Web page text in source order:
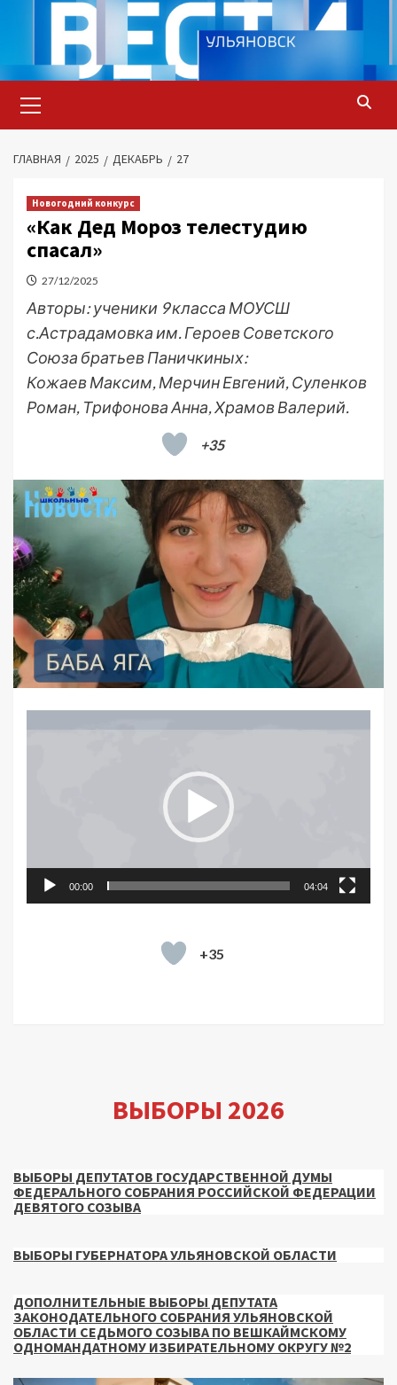
содержимому
меню
ГЛАВНАЯ 2025 ДЕКАБРЬ 27
Новогодний конкурс
«Как Дед Мороз телестудию
спасал»
27/12/2025
Авторы: ученики 9 класса МОУСШ
с.Астрадамовка им. Героев Советского
Союза братьев Паничкиных:
Кожаев Максим, Мерчин Евгений, Суленков
Роман, Трифонова Анна, Храмов Валерий.
+35
00:00 04:04
+35
ВЫБОРЫ 2026
ВЫБОРЫ ДЕПУТАТОВ ГОСУДАРСТВЕННОЙ ДУМЫ
ФЕДЕРАЛЬНОГО СОБРАНИЯ РОССИЙСКОЙ ФЕДЕРАЦИИ
ДЕВЯТОГО СОЗЫВА
ВЫБОРЫ ГУБЕРНАТОРА УЛЬЯНОВСКОЙ ОБЛАСТИ
ДОПОЛНИТЕЛЬНЫЕ ВЫБОРЫ ДЕПУТАТА
ЗАКОНОДАТЕЛЬНОГО СОБРАНИЯ УЛЬЯНОВСКОЙ
ОБЛАСТИ СЕДЬМОГО СОЗЫВА ПО ВЕШКАЙМСКОМУ
ОДНОМАНДАТНОМУ ИЗБИРАТЕЛЬНОМУ ОКРУГУ №2